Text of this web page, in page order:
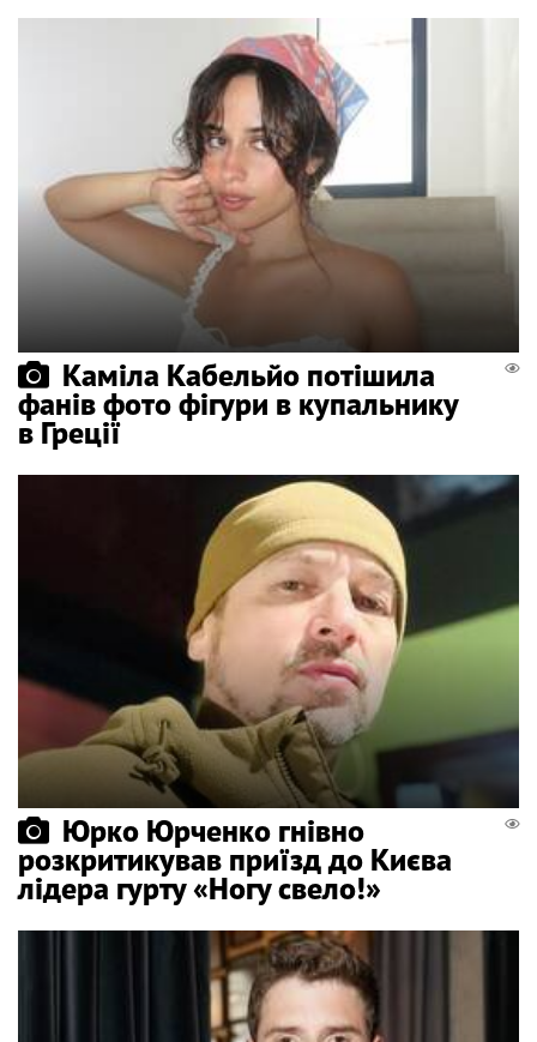
Каміла Кабельйо потішила
фанів фото фігури в купальнику
в Греції
Юрко Юрченко гнівно
розкритикував приїзд до Києва
лідера гурту «Ногу свело!»